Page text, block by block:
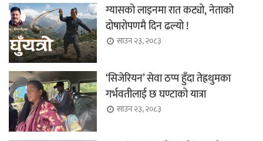
ग्यासको लाइनमा रात कट्यो, नेताको
दोषारोपणमै दिन ढल्यो !
साउन २३, २०८३
‘सिजेरियन’ सेवा ठप्प हुँदा तेह्रथुमका
गर्भवतीलाई छ घण्टाको यात्रा
साउन २३, २०८३